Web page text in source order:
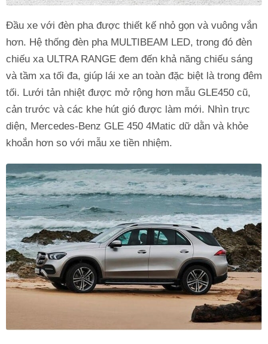
Đầu xe với đèn pha được thiết kế nhỏ gọn và vuông vắn
hơn. Hệ thống đèn pha MULTIBEAM LED, trong đó đèn
chiếu xa ULTRA RANGE đem đến khả năng chiếu sáng
và tầm xa tối đa, giúp lái xe an toàn đặc biệt là trong đêm
tối. Lưới tản nhiệt được mở rộng hơn mẫu GLE450 cũ,
cản trước và các khe hút gió được làm mới. Nhìn trực
diện, Mercedes-Benz GLE 450 4Matic dữ dằn và khỏe
khoắn hơn so với mẫu xe tiền nhiệm.